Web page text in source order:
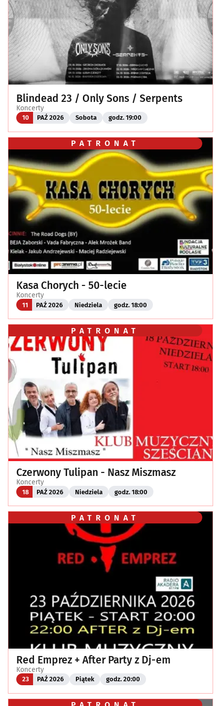
Blindead 23 / Only Sons / Serpents
Koncerty
10 PAŹ 2026 Sobota godz. 19:00
PATRONAT
Kasa Chorych - 50-lecie
Koncerty
11 PAŹ 2026 Niedziela godz. 18:00
PATRONAT
Czerwony Tulipan - Nasz Miszmasz
Koncerty
18 PAŹ 2026 Niedziela godz. 18:00
PATRONAT
Red Emprez + After Party z Dj-em
Koncerty
23 PAŹ 2026 Piątek godz. 20:00